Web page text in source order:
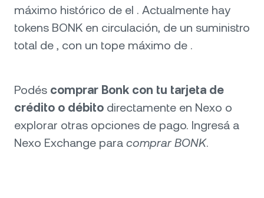
máximo histórico de el . Actualmente hay
tokens BONK en circulación, de un suministro
total de , con un tope máximo de .
Podés comprar Bonk con tu tarjeta de
crédito o débito directamente en Nexo o
explorar otras opciones de pago. Ingresá a
Nexo Exchange para comprar BONK.